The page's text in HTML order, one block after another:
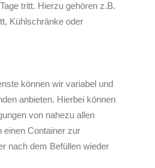
tritt. Hierzu gehören z.B.
Kühlschränke oder
können wir variabel und
anbieten. Hierbei können
von nahezu allen
einen Container zur
nach dem Befüllen wieder